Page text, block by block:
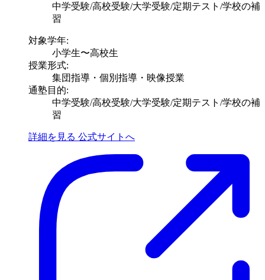
中学受験/高校受験/大学受験/定期テスト/学校の補
習
対象学年:
小学生〜高校生
授業形式:
集団指導・個別指導・映像授業
通塾目的:
中学受験/高校受験/大学受験/定期テスト/学校の補
習
詳細を見る 公式サイトへ